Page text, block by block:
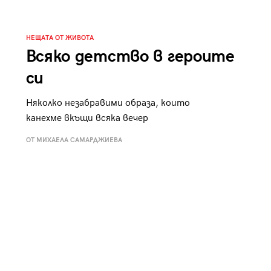
НЕЩАТА ОТ ЖИВОТА
Всяко детство в героите
си
Няколко незабравими образа, които
канехме вкъщи всяка вечер
ОТ МИХАЕЛА САМАРДЖИЕВА
се пие на Лазурния бряг
29 /29